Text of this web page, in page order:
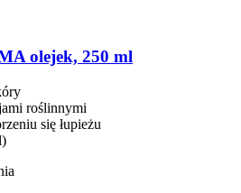
olejek, 250 ml
roślinnymi
się łupieżu